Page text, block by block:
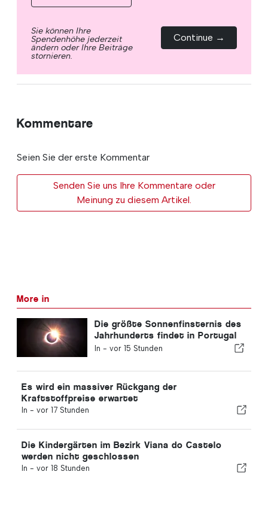
Sie können Ihre
Spendenhöhe jederzeit
ändern oder Ihre Beiträge
stornieren.
Continue →
Kommentare
Seien Sie der erste Kommentar
Senden Sie uns Ihre Kommentare oder
Meinung zu diesem Artikel.
More in
Die größte Sonnenfinsternis des
Jahrhunderts findet in Portugal
statt
In - vor 15 Stunden
Es wird ein massiver Rückgang der
Kraftstoffpreise erwartet
In - vor 17 Stunden
Die Kindergärten im Bezirk Viana do Castelo
werden nicht geschlossen
In - vor 18 Stunden